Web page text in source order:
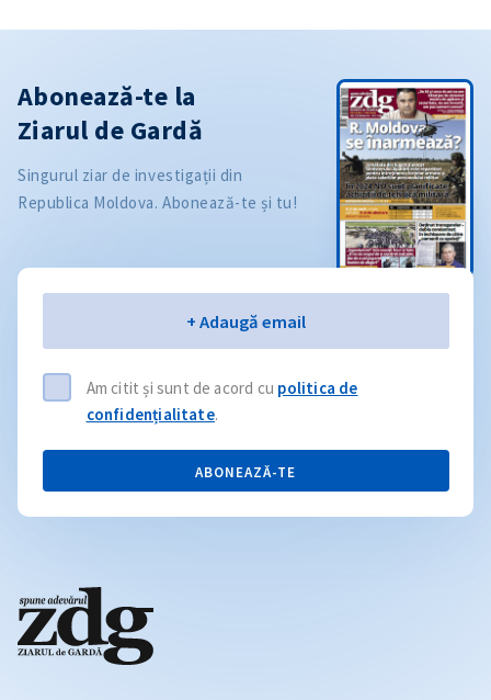
Abonează-te la
Ziarul de Gardă
Singurul ziar de investigații din
Republica Moldova. Abonează-te și tu!
+ Adaugă email
Am citit și sunt de acord cu politica de
confidențialitate.
ABONEAZĂ-TE